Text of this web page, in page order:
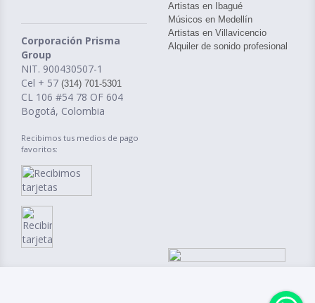
Corporación Prisma
Group
NIT. 900430507-1
Cel + 57 (314) 701-5301
CL 106 #54 78 OF 604
Bogotá, Colombia
Recibimos tus medios de pago
favoritos:
Artistas en Ibagué
Músicos en Medellín
Artistas en Villavicencio
Alquiler de sonido profesional